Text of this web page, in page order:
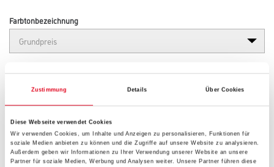
Zustimmung Details Über Cookies
Diese Webseite verwendet Cookies
Wir verwenden Cookies, um Inhalte und Anzeigen zu personalisieren, Funktionen für
soziale Medien anbieten zu können und die Zugriffe auf unsere Website zu analysieren.
Außerdem geben wir Informationen zu Ihrer Verwendung unserer Website an unsere
Partner für soziale Medien, Werbung und Analysen weiter. Unsere Partner führen diese
Farbtonbezeichnung